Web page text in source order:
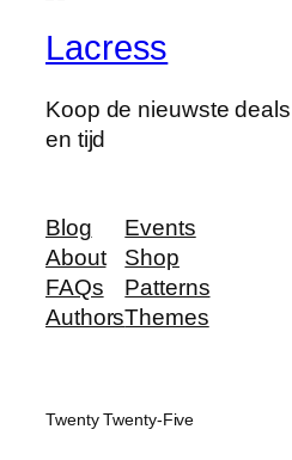
Lacress
Koop de nieuwste
en tijd
Blog
About
FAQs
Authors
Events
Shop
Patterns
Themes
Twenty Twenty-Five